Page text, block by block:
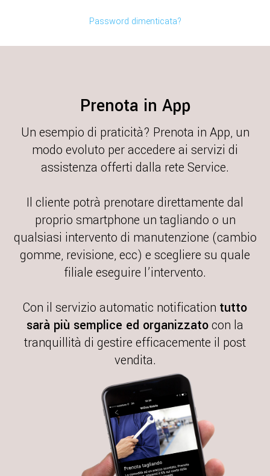
Password dimenticata?
Prenota in App
Un esempio di praticità? Prenota in App, un
modo evoluto per accedere ai servizi di
assistenza offerti dalla rete Service.
Il cliente potrà prenotare direttamente dal
proprio smartphone un tagliando o un
qualsiasi intervento di manutenzione (cambio
gomme, revisione, ecc) e scegliere su quale
filiale eseguire l’intervento.
Con il servizio automatic notification tutto
sarà più semplice ed organizzatocon la
tranquillità di gestire efficacemente il post
vendita.